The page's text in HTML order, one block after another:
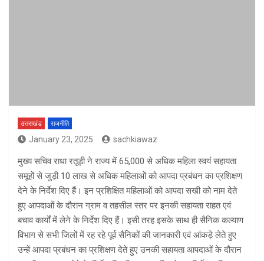
उत्तराखंड राजनीति
January 23, 2025 sachkiawaz
मुख्य सचिव राधा रतूड़ी ने राज्य में 65,000 से अधिक महिला स्वयं सहायता
समूहों से जुड़ी 10 लाख से अधिक महिलाओं को आपदा प्रबंधन का प्रशिक्षण
देने के निर्देश दिए हैं। इन प्रशिक्षित महिलाओं को आपदा सखी को नाम देते
हुए आपदाओं के दौरान ग्राम व तहसील स्तर पर इनकी सहायता राहत एवं
बचाव कार्यों में लेने के निर्देश दिए हैं। इसी तरह इसके साथ ही सैनिक कल्याण
विभाग से सभी जिलों में रह रहे पूर्व सैनिकों की जानकारी एवं आंकड़े लेते हुए
उन्हें आपदा प्रबंधन का प्रशिक्षण देते हुए उनकी सहायता आपदाओं के दौरान